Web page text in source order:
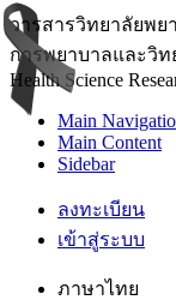
วารสารวิทยาลัยพ
การพยาบาลและวิท
Health Science
Main
Main Content
Sidebar
ลงทะเบียน
เข้าสู่ระบบ
ภาษาไทย